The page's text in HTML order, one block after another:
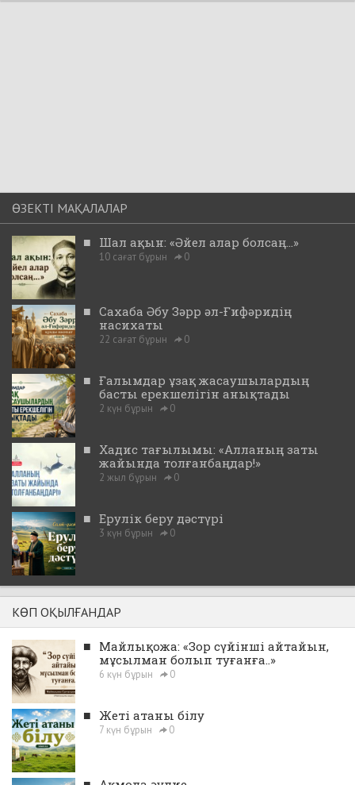
ӨЗЕКТІ МАҚАЛАЛАР
■ Шал ақын: «Әйел алар болсаң...»
10 сағат бұрын 0
■ Сахаба Әбу Зәрр әл-Ғифәридің
насихаты
22 сағат бұрын 0
■ Ғалымдар ұзақ жасаушылардың
басты ерекшелігін анықтады
2 күн бұрын 0
■ Хадис тағылымы: «Алланың заты
жайында толғанбаңдар!»
2 жыл бұрын 0
■ Ерулік беру дәстүрі
3 күн бұрын 0
КӨП ОҚЫЛҒАНДАР
■ Майлықожа: «Зор сүйінші айтайын,
мұсылман болып туғанға..»
6 күн бұрын 0
■ Жеті атаны білу
7 күн бұрын 0